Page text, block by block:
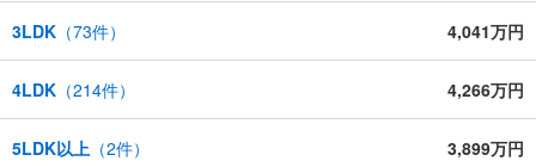
3LDK （73件） 4,041万円
4LDK （214件） 4,266万円
5LDK以上 （2件） 3,899万円